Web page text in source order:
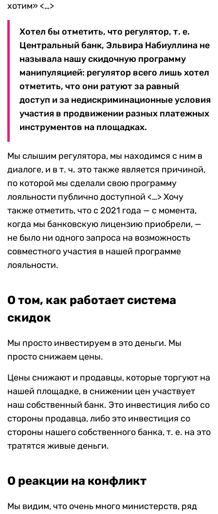
хотим» <…>
Хотел бы отметить, что регулятор, т. е.
Центральный банк, Эльвира Набиуллина не
называла нашу скидочную программу
манипуляцией: регулятор всего лишь хотел
отметить, что они ратуют за равный
доступ и за недискриминационные условия
участия в продвижении разных платежных
инструментов на площадках.
Мы слышим регулятора, мы находимся с ним в
диалоге, и в т. ч. это также является причиной,
по которой мы сделали свою программу
лояльности публично доступной <…> Хочу
также отметить, что с 2021 года — с момента,
когда мы банковскую лицензию приобрели, —
не было ни одного запроса на возможность
совместного участия в нашей программе
лояльности.
О том, как работает система
скидок
Мы просто инвестируем в это деньги. Мы
просто снижаем цены.
Цены снижают и продавцы, которые торгуют на
нашей площадке, в снижении цен участвует
наш собственный банк. Это инвестиция либо со
стороны продавца, либо это инвестиция со
стороны нашего собственного банка, т. е. на это
тратятся живые деньги.
О реакции на конфликт
Мы видим, что очень много министерств, ряд